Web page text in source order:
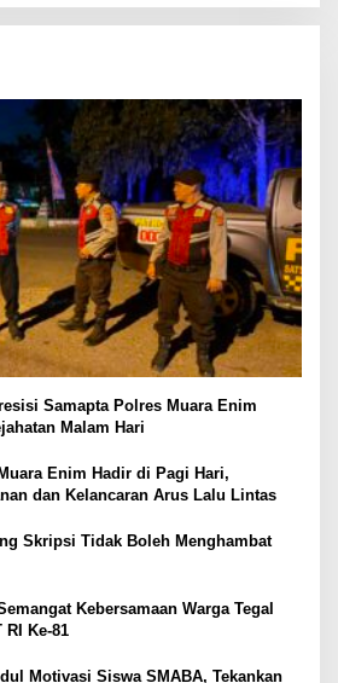
Samapta Polres Muara Enim
Malam Hari
Enim Hadir di Pagi Hari,
dan Kelancaran Arus Lalu Lintas
Skripsi Tidak Boleh Menghambat
Kebersamaan Warga Tegal
RI Ke-81
Motivasi Siswa SMABA, Tekankan